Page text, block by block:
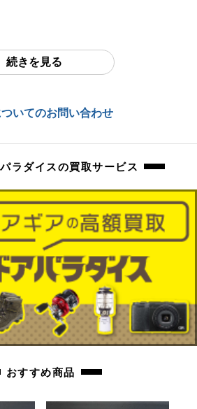
ます。
りません。現状品になります。
ない欠品、パーツ破損、動作不具合も保証対象
いたしかねます。掲載写真にてご判断ください
15 2F
続きを見る
いてのお問い合わせ
ラダイスの買取サービス
おすすめ商品